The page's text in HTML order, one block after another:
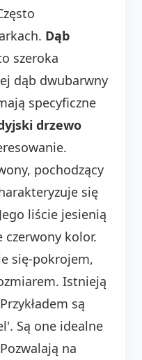
Dąb
szeroka
dąb dwubarwny
specyficzne
drzewo
pochodzący
się
liście jesienią
kolor.
się-pokrojem,
Istnieją
są
Są one idealne
na